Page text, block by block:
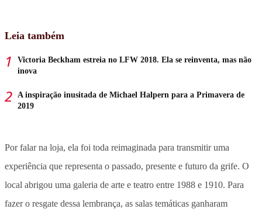
Leia também
Victoria Beckham estreia no LFW 2018. Ela se reinventa, mas não
inova
A inspiração inusitada de Michael Halpern para a Primavera de
2019
Por falar na loja, ela foi toda reimaginada para transmitir uma
experiência que representa o passado, presente e futuro da grife. O
local abrigou uma galeria de arte e teatro entre 1988 e 1910. Para
fazer o resgate dessa lembrança, as salas temáticas ganharam